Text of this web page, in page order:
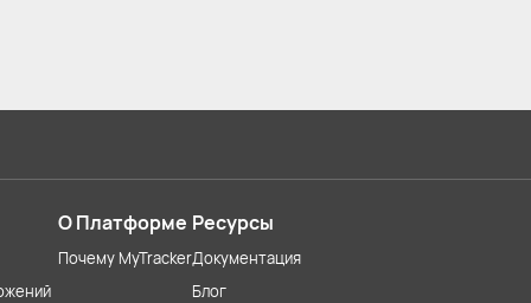
О Платформе
Почему MyTracker
Ресурсы
Документация
Блог